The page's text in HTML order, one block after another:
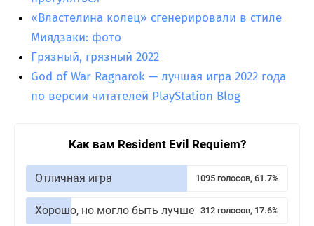
«Властелина колец» сгенерировали в стиле
Миядзаки: фото
Грязный, грязный 2022
God of War Ragnarok — лучшая игра 2022 года
по версии читателей PlayStation Blog
Как вам Resident Evil Requiem?
Отличная игра 1095 голосов, 61.7%
Хорошо, но могло быть лучше 312 голосов, 17.6%